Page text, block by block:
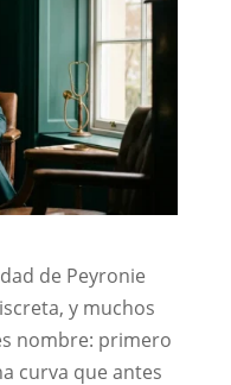
de Peyronie
y muchos
nombre: primero
curva que antes